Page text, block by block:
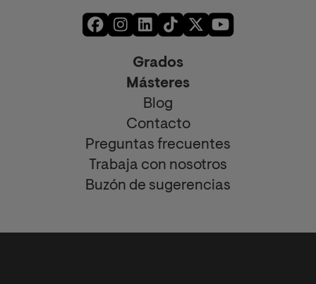
Grados
Másteres
Blog
Contacto
Preguntas frecuentes
Trabaja con nosotros
Buzón de sugerencias